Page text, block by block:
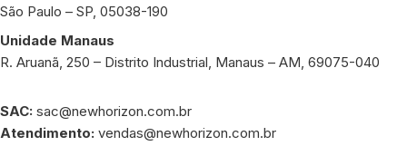
São Paulo – SP, 05038-190
Unidade Manaus
R. Aruanã, 250 – Distrito Industrial, Manaus – AM, 69075-040
SAC: sac@newhorizon.com.br
Atendimento: vendas@newhorizon.com.br